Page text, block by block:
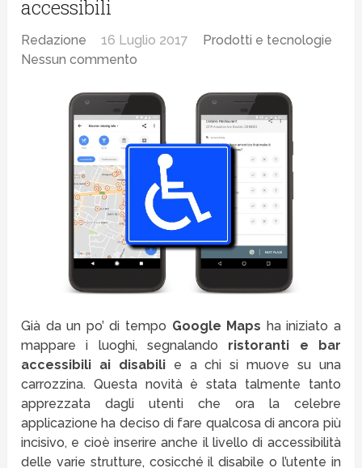
accessibili
Redazione 16 Luglio 2017
Prodotti e tecnologie
Nessun commento
Già da un po’ di tempo Google Maps ha iniziato a
mappare i luoghi, segnalando ristoranti e bar
accessibili ai disabilie a chi si muove su una
carrozzina. Questa novità è stata talmente tanto
apprezzata dagli utenti che ora la celebre
applicazione ha deciso di fare qualcosa di ancora più
incisivo, e cioè inserire anche il livello di accessibilità
delle varie strutture, cosicché il disabile o l’utente in